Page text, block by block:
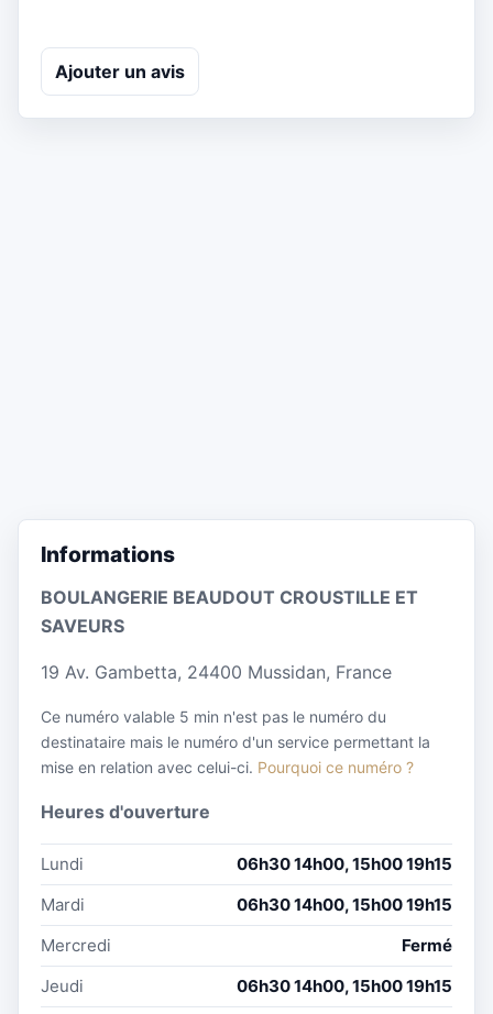
Ajouter un avis
Informations
BOULANGERIE BEAUDOUT CROUSTILLE ET
SAVEURS
19 Av. Gambetta, 24400 Mussidan, France
Ce numéro valable 5 min n'est pas le numéro du
destinataire mais le numéro d'un service permettant la
mise en relation avec celui-ci. Pourquoi ce numéro ?
Heures d'ouverture
Lundi
06h30 14h00, 15h00 19h15
Mardi
06h30 14h00, 15h00 19h15
Mercredi
Fermé
Jeudi
06h30 14h00, 15h00 19h15